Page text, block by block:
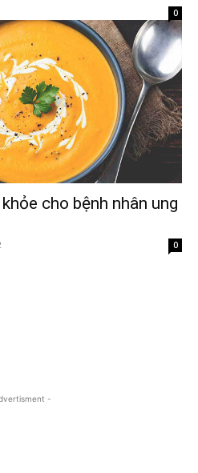
0
cho bệnh nhân ung
0
-